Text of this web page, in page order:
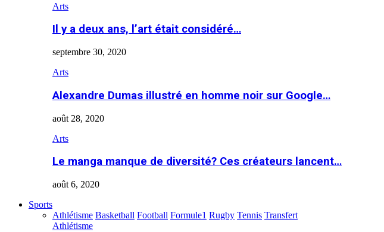
Arts
Il y a deux ans, l’art était considéré…
septembre 30, 2020
Arts
Alexandre Dumas illustré en homme noir sur Google…
août 28, 2020
Arts
Le manga manque de diversité? Ces créateurs lancent…
août 6, 2020
Sports
Athlétisme Basketball Football Formule1 Rugby Tennis Transfert
Athlétisme